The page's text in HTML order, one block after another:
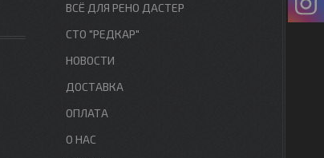
ВСЁ ДЛЯ РЕНО ДАСТЕР
СТО "РЕДКАР"
НОВОСТИ
ДОСТАВКА
ОПЛАТА
О НАС